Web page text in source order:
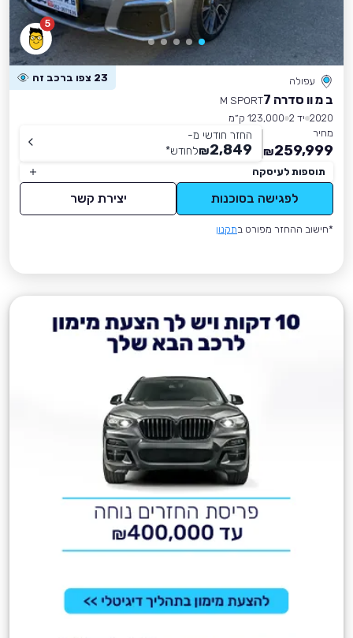
5
עפולה 23 צפו ברכב זה
ב מ וו סדרה 7
M SPORT
2020 יד 2
123,000 ק״מ
מחיר
259,999
₪
החזר חודשי מ-
2,849
₪לחודש*
תוספות לעיסקה
לפגישה בסוכנות יצירת קשר
*חישוב ההחזר מפורט בתקנון